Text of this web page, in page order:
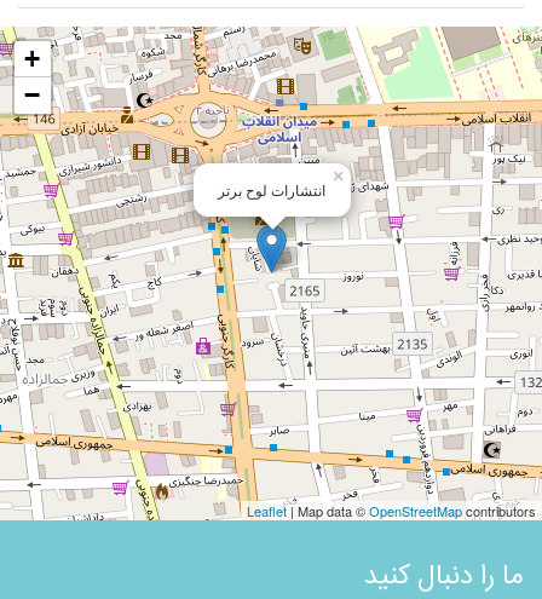
انتشارات لوح برتر
×
+
−
Leaflet| Map data ©OpenStreetMapcontributors
ما را دنبال کنید